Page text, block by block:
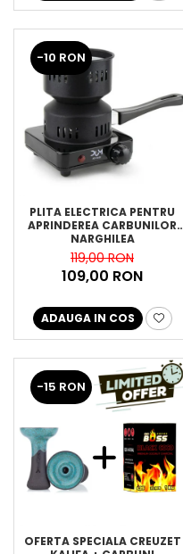
-10 RON
PLITA ELECTRICA PENTRU
APRINDEREA CARBUNILOR
NARGHILEA
119,00 RON
109,00 RON
ADAUGA IN COS
-15 RON
OFERTA SPECIALA CREUZET